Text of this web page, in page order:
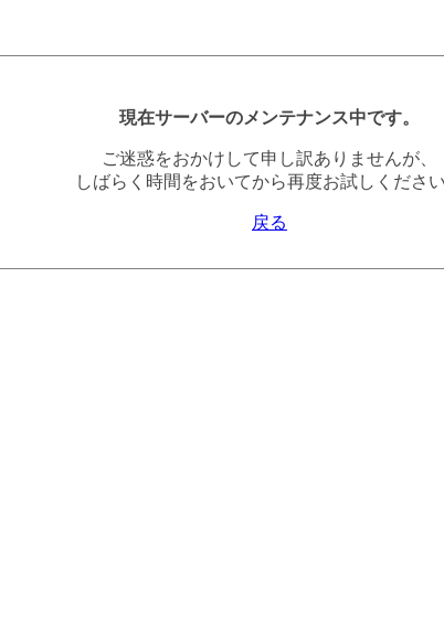
現在サーバーのメンテナンス中です。
ご迷惑をおかけして申し訳ありませんが、
しばらく時間をおいてから再度お試しください
戻る